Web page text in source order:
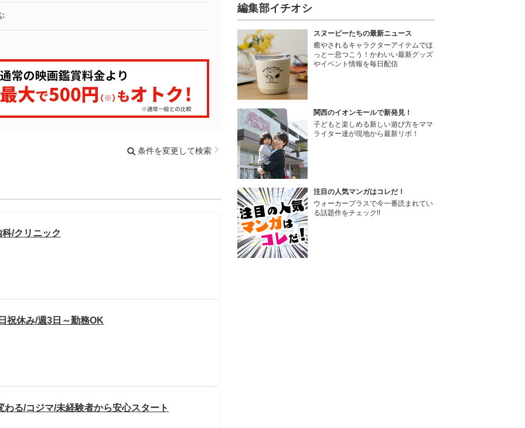
条件を変更して検索
/クリニック
祝休み/週3日～勤務OK
る/コジマ/未経験者から安心スタート
編集部イチオシ
スヌーピーたちの最新ニュース
癒やされるキャラクターアイテムでほ
っと一息つこう！かわいい最新グッズ
やイベント情報を毎日配信
関西のイオンモールで新発見！
子どもと楽しめる新しい遊び方をママ
ライター達が現地から最新リポ！
注目の人気マンガはコレだ！
ウォーカープラスで今一番読まれてい
る話題作をチェック!!